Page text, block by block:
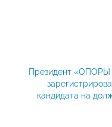
Президент
кандидата на